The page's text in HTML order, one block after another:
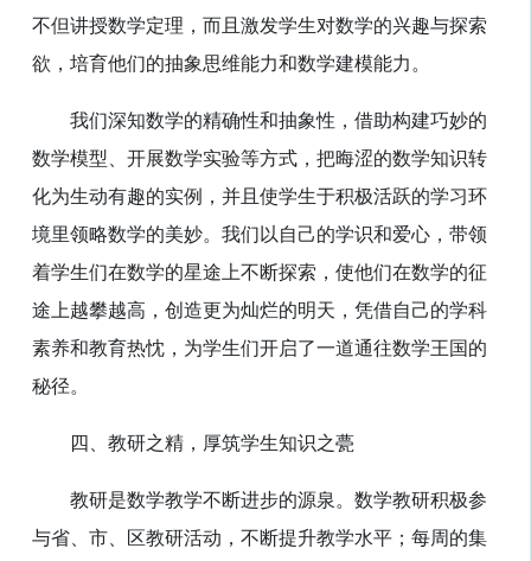
不但讲授数学定理，而且激发学生对数学的兴趣与探索
欲，培育他们的抽象思维能力和数学建模能力。
我们深知数学的精确性和抽象性，借助构建巧妙的
数学模型、开展数学实验等方式，把晦涩的数学知识转
化为生动有趣的实例，并且使学生于积极活跃的学习环
境里领略数学的美妙。我们以自己的学识和爱心，带领
着学生们在数学的星途上不断探索，使他们在数学的征
途上越攀越高，创造更为灿烂的明天，凭借自己的学科
素养和教育热忱，为学生们开启了一道通往数学王国的
秘径。
四、教研之精，厚筑学生知识之甍
教研是数学教学不断进步的源泉。数学教研积极参
与省、市、区教研活动，不断提升教学水平；每周的集